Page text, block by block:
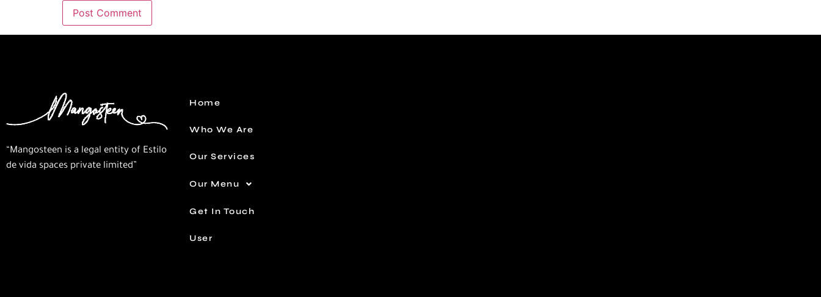
“Mangosteen is a legal entity of Estilo
de vida spaces private limited”
Home
Who We Are
Our Services
Our Menu
Get In Touch
User